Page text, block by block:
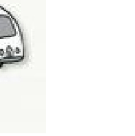
i
c
l
e
s